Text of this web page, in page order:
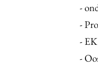
-
-
-
-